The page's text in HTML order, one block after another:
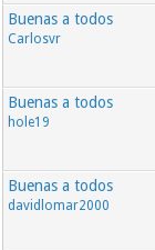
Buenas a todos
Carlosvr
Buenas a todos
hole19
Buenas a todos
davidlomar2000